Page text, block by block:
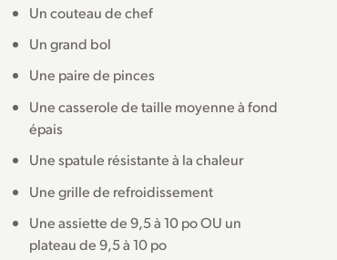
Un couteau de chef
Un grand bol
Une paire de pinces
Une casserole de taille moyenne à fond
épais
Une spatule résistante à la chaleur
Une grille de refroidissement
Une assiette de 9,5 à 10 po OU un
plateau de 9,5 à 10 po